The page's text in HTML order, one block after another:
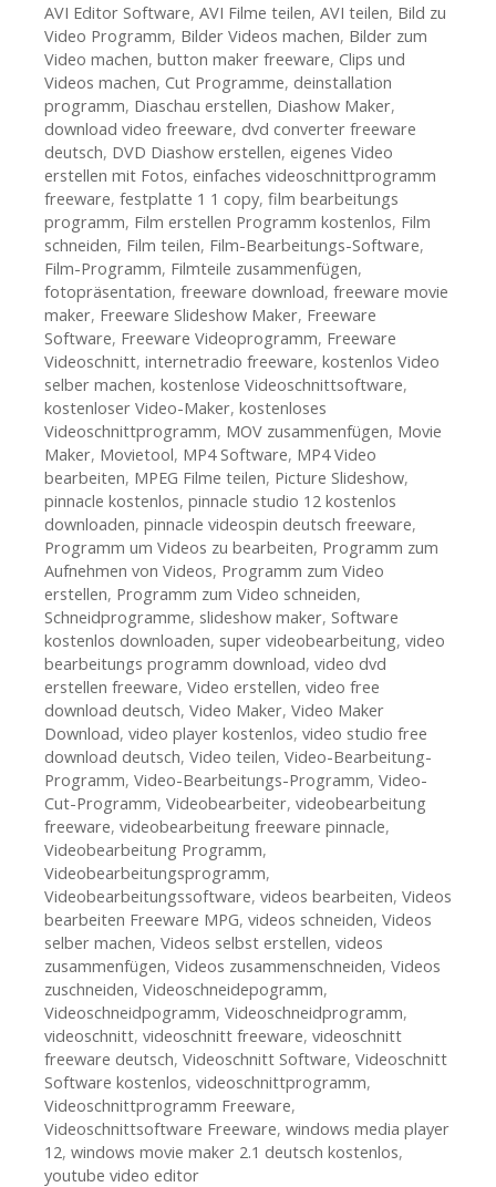
AVI Editor Software, AVI Filme teilen, AVI teilen, Bild zu
Video Programm, Bilder Videos machen, Bilder zum
Video machen, button maker freeware, Clips und
Videos machen, Cut Programme, deinstallation
programm, Diaschau erstellen, Diashow Maker,
download video freeware, dvd converter freeware
deutsch, DVD Diashow erstellen, eigenes Video
erstellen mit Fotos, einfaches videoschnittprogramm
freeware, festplatte 1 1 copy, film bearbeitungs
programm, Film erstellen Programm kostenlos, Film
schneiden, Film teilen, Film-Bearbeitungs-Software,
Film-Programm, Filmteile zusammenfügen,
fotopräsentation, freeware download, freeware movie
maker, Freeware Slideshow Maker, Freeware
Software, Freeware Videoprogramm, Freeware
Videoschnitt, internetradio freeware, kostenlos Video
selber machen, kostenlose Videoschnittsoftware,
kostenloser Video-Maker, kostenloses
Videoschnittprogramm, MOV zusammenfügen, Movie
Maker, Movietool, MP4 Software, MP4 Video
bearbeiten, MPEG Filme teilen, Picture Slideshow,
pinnacle kostenlos, pinnacle studio 12 kostenlos
downloaden, pinnacle videospin deutsch freeware,
Programm um Videos zu bearbeiten, Programm zum
Aufnehmen von Videos, Programm zum Video
erstellen, Programm zum Video schneiden,
Schneidprogramme, slideshow maker, Software
kostenlos downloaden, super videobearbeitung, video
bearbeitungs programm download, video dvd
erstellen freeware, Video erstellen, video free
download deutsch, Video Maker, Video Maker
Download, video player kostenlos, video studio free
download deutsch, Video teilen, Video-Bearbeitung-
Programm, Video-Bearbeitungs-Programm, Video-
Cut-Programm, Videobearbeiter, videobearbeitung
freeware, videobearbeitung freeware pinnacle,
Videobearbeitung Programm,
Videobearbeitungsprogramm,
Videobearbeitungssoftware, videos bearbeiten, Videos
bearbeiten Freeware MPG, videos schneiden, Videos
selber machen, Videos selbst erstellen, videos
zusammenfügen, Videos zusammenschneiden, Videos
zuschneiden, Videoschneidepogramm,
Videoschneidpogramm, Videoschneidprogramm,
videoschnitt, videoschnitt freeware, videoschnitt
freeware deutsch, Videoschnitt Software, Videoschnitt
Software kostenlos, videoschnittprogramm,
Videoschnittprogramm Freeware,
Videoschnittsoftware Freeware, windows media player
12, windows movie maker 2.1 deutsch kostenlos,
youtube video editor